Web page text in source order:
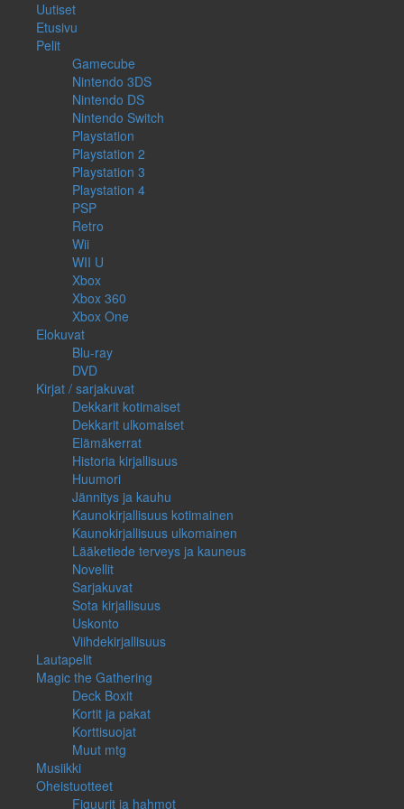
Uutiset
Etusivu
Pelit
Gamecube
Nintendo 3DS
Nintendo DS
Nintendo Switch
Playstation
Playstation 2
Playstation 3
Playstation 4
PSP
Retro
Wii
WII U
Xbox
Xbox 360
Xbox One
Elokuvat
Blu-ray
DVD
Kirjat / sarjakuvat
Dekkarit kotimaiset
Dekkarit ulkomaiset
Elämäkerrat
Historia kirjallisuus
Huumori
Jännitys ja kauhu
Kaunokirjallisuus kotimainen
Kaunokirjallisuus ulkomainen
Lääketiede terveys ja kauneus
Novellit
Sarjakuvat
Sota kirjallisuus
Uskonto
Viihdekirjallisuus
Lautapelit
Magic the Gathering
Deck Boxit
Kortit ja pakat
Korttisuojat
Muut mtg
Musiikki
Oheistuotteet
Figuurit ja hahmot